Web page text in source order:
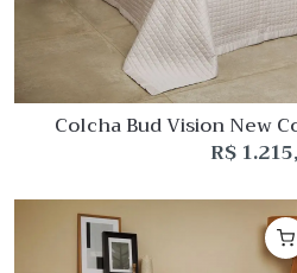
Colcha Bud Vision New
R$